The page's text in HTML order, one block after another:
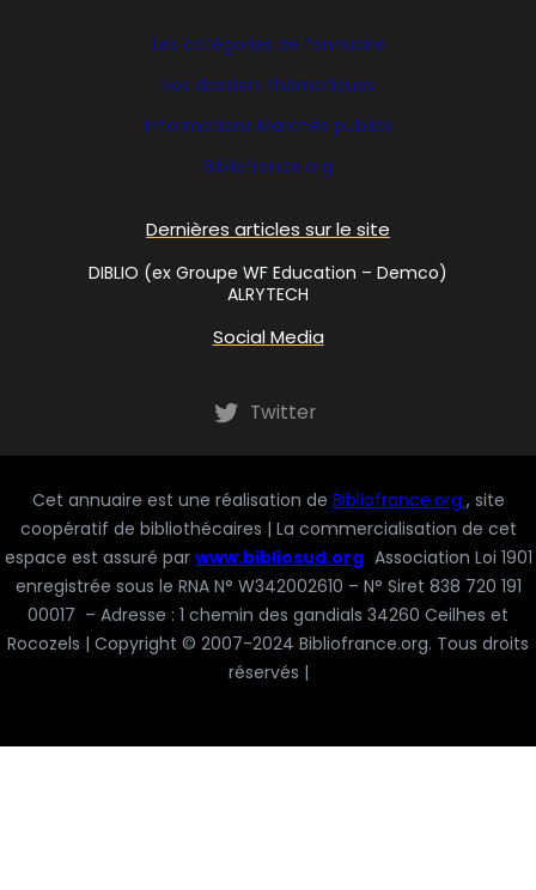
Les catégories de l’annuaire
Nos dossiers thématiques
Informations Marchés publics
Bibliofrance.org
Dernières articles sur le site
DIBLIO (ex Groupe WF Education – Demco)
ALRYTECH
Social Media
Twitter
Cet annuaire est une réalisation de Bibliofrance.org , site
coopératif de bibliothécaires | La commercialisation de cet
espace est assuré par www.bibliosud.org Association Loi 1901
enregistrée sous le RNA N° W342002610 – N° Siret 838 720 191
00017 – Adresse : 1 chemin des gandials 34260 Ceilhes et
Rocozels | Copyright © 2007-2024 Bibliofrance.org. Tous droits
réservés |